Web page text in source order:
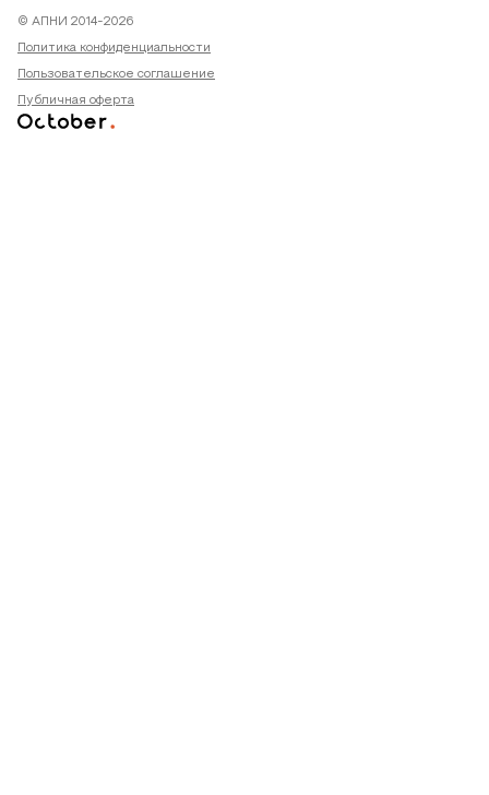
© АПНИ 2014-2026
Политика конфиденциальности
Пользовательское соглашение
Публичная оферта